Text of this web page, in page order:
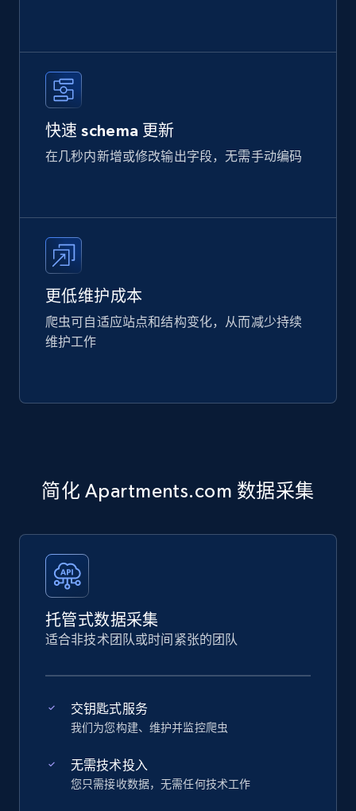
快速 schema 更新
在几秒内新增或修改输出字段，无需手动编码
更低维护成本
爬虫可自适应站点和结构变化，从而减少持续
维护工作
简化 Apartments.com 数据采集
托管式数据采集
适合非技术团队或时间紧张的团队
交钥匙式服务
我们为您构建、维护并监控爬虫
无需技术投入
您只需接收数据，无需任何技术工作